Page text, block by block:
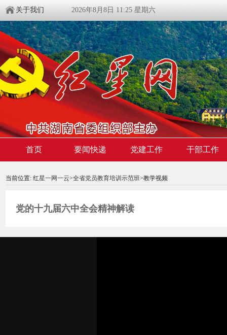
关于我们 2026年8月8日 11:25 星期六
首页 要闻快递 党建工作 干部工作
当前位置: 红星一网一云>全省党员教育培训示范班>教学视频
党的十九届六中全会精神解读
00:00:00 / 00:00